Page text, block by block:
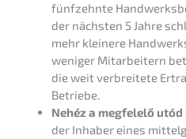
fünfzehn­te
der nächs­ten 5 Jahre
mehr kleine­re
weniger Mitar­bei­tern
die weit verbrei­te­te
Betriebe.
Nehéz a megfelelő utód
der Inhaber eines